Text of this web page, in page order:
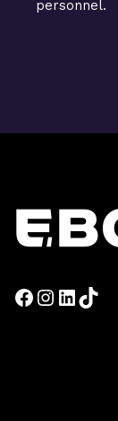
personnel.